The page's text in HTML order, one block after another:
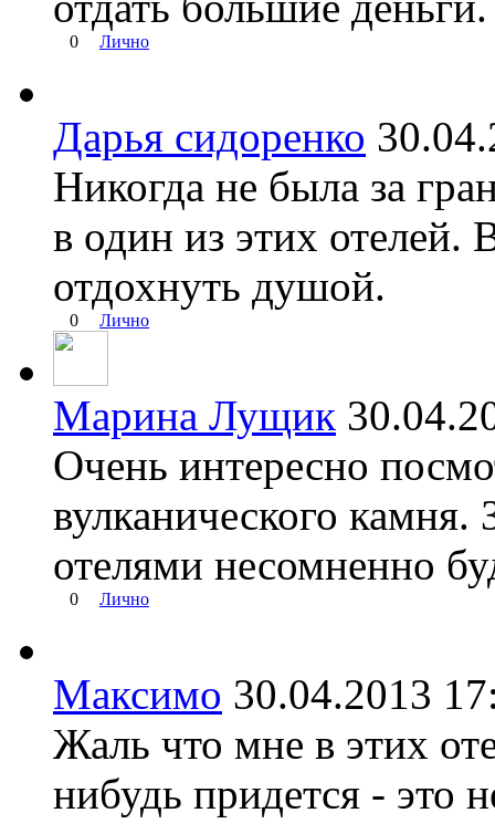
0 Лично
Дарья сидоренко
Никогда не была за
в один из этих отелей.
отдохнуть душой.
0 Лично
Марина Лущик
Очень интересно
вулканического
отелями несомненно
0 Лично
Максимо 30.04.2013
Жаль что мне в этих
нибудь придется - это